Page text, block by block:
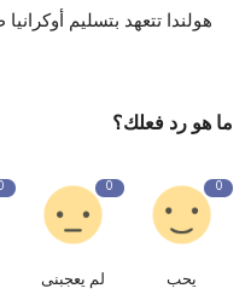
هولندا تتعهد بتسليم أوكرانيا طائرات أف-
ما هو رد فعلك؟
0
يحب
0
لم يعجبنى